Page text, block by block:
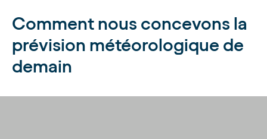
Comment nous concevons la
prévision météorologique de
demain